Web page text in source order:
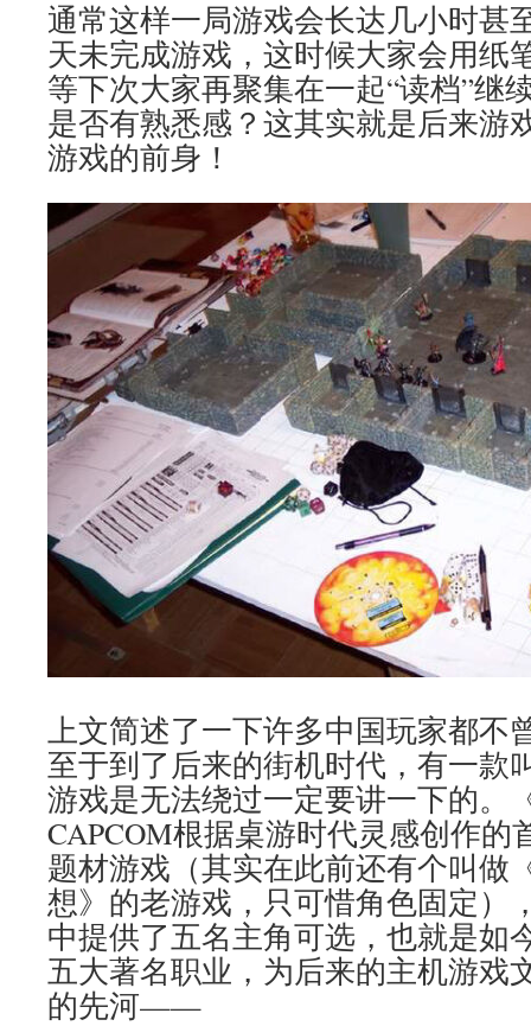
通常这样一局游戏会长达几小时甚
天未完成游戏，这时候大家会用纸
等下次大家再聚集在一起“读档”继
是否有熟悉感？这其实就是后来游
游戏的前身！
上文简述了一下许多中国玩家都不
至于到了后来的街机时代，有一款
游戏是无法绕过一定要讲一下的。
CAPCOM根据桌游时代灵感创作的
题材游戏（其实在此前还有个叫做
想》的老游戏，只可惜角色固定）
中提供了五名主角可选，也就是如
五大著名职业，为后来的主机游戏
的先河——